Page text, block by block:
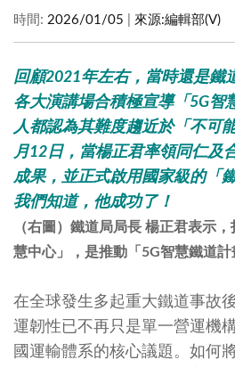
時間: 2026/01/05 來源:編輯部(V)
回顧2021年左右，當時還是鐵
各大演講場合積極宣導「5G智
人都認為其難度趨近於「不可
月12日，當楊正君率領同仁及
成果，並正式啟用國家級的「
我們知道，他成功了！
（右圖）鐵道局局長 楊正君表示
慧中心」，是推動「5G智慧鐵道計
在全球發生多起重大鐵道事故
運韌性已不再只是單一營運機
國運輸體系的核心議題。如何